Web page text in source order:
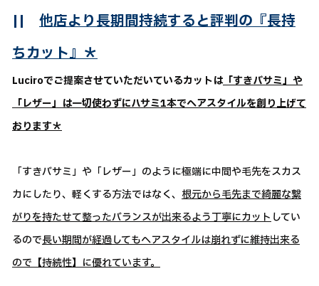
|| 他店より長期間持続すると評判の『長持
ちカット』＊
Luciroでご提案させていただいているカットは「すきバサミ」や
「レザー」は一切使わずにハサミ1本でヘアスタイルを創り上げて
おります＊
「すきバサミ」や「レザー」のように極端に中間や毛先をスカス
カにしたり、軽くする方法ではなく、 根元から毛先まで綺麗な繋
がりを持たせて整ったバランスが出来るよう丁寧にカットしてい
るので長い期間が経過してもヘアスタイルは崩れずに維持出来る
ので【持続性】に優れています。